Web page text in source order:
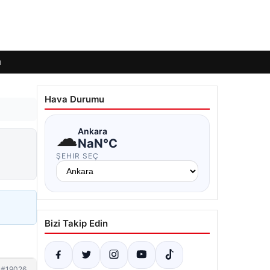
Hava Durumu
☁Ankara
NaN°C
ŞEHIR SEÇ
Bizi Takip Edin